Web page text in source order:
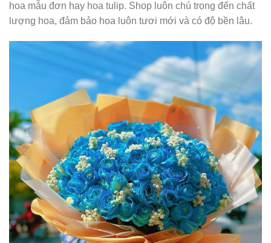
hoa mẫu đơn hay hoa tulip. Shop luôn chú trọng đến chất
lượng hoa, đảm bảo hoa luôn tươi mới và có độ bền lâu.